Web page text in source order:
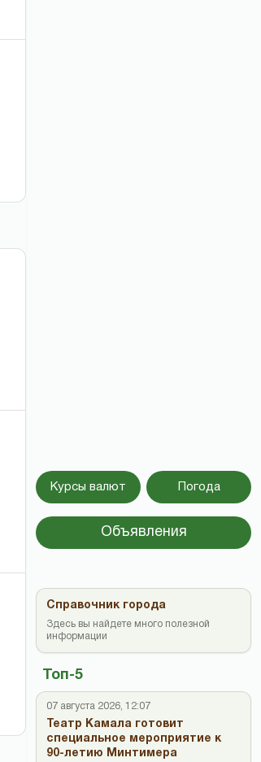
Курсы валют Погода
Объявления
Топ-5
07 августа 2026, 12:07
Театр Камала готовит
специальное мероприятие к
90-летию Минтимера
Справочник города
Здесь вы найдете много полезной
информации